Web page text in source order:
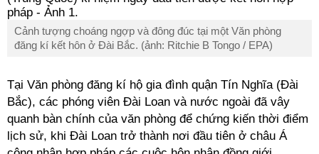
Cảnh tượng choáng ngợp và đông đúc tại một Văn phòng
đăng kí kết hôn ở Đài Bắc. (ảnh: Ritchie B Tongo / EPA)
Tại Văn phòng đăng kí hộ gia đình quận Tín Nghĩa (Đài
Bắc), các phóng viên Đài Loan và nước ngoài đã vây
quanh bàn chính của văn phòng để chứng kiến thời điểm
lịch sử, khi Đài Loan trở thành nơi đầu tiên ở châu Á